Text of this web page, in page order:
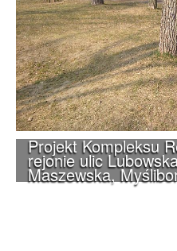
Projekt Kompleksu
rejonie ulic
Maszewska,